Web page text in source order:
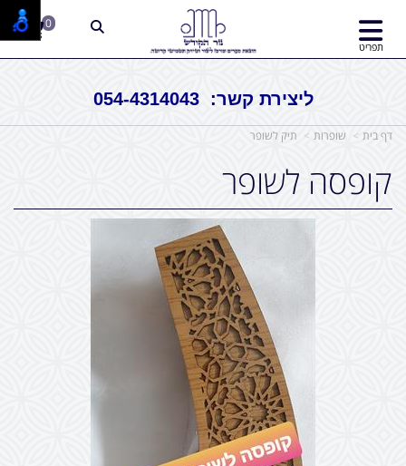
ליצירת קשר: 054-4314043
תפריט
0
דף בית שופרות תיק לשופר
קופסה לשופר